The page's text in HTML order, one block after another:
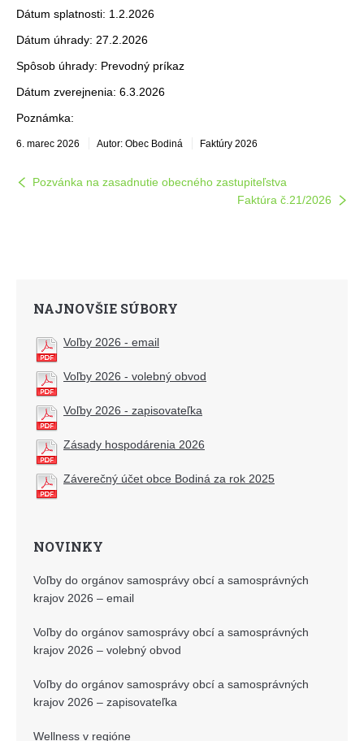
Dátum splatnosti: 1.2.2026
Dátum úhrady: 27.2.2026
Spôsob úhrady: Prevodný príkaz
Dátum zverejnenia: 6.3.2026
Poznámka:
6. marec 2026 Autor: Obec Bodiná Faktúry 2026
Pozvánka na zasadnutie obecného zastupiteľstva
Faktúra č.21/2026
NAJNOVŠIE SÚBORY
Voľby 2026 - email
Voľby 2026 - volebný obvod
Voľby 2026 - zapisovateľka
Zásady hospodárenia 2026
Záverečný účet obce Bodiná za rok 2025
NOVINKY
Voľby do orgánov samosprávy obcí a samosprávných
krajov 2026 – email
Voľby do orgánov samosprávy obcí a samosprávných
krajov 2026 – volebný obvod
Voľby do orgánov samosprávy obcí a samosprávných
krajov 2026 – zapisovateľka
Wellness v regióne